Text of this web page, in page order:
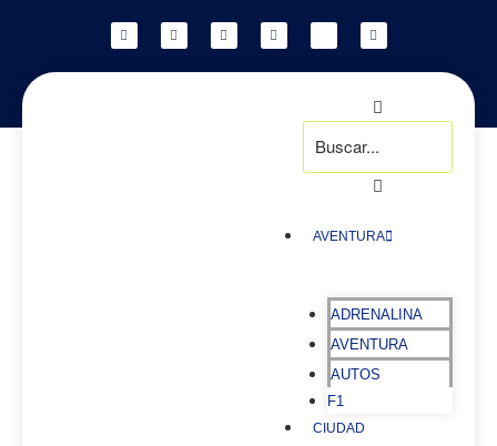
AVENTURA
ADRENALINA
AVENTURA
AUTOS
F1
CIUDAD